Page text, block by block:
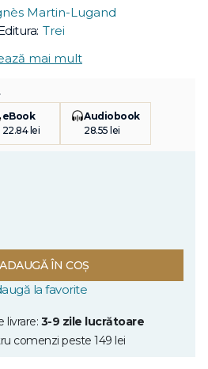
Martin-Lugand
Trei
mai mult
eBook
22.84 lei
Audiobook
28.55 lei
ADAUGĂ ÎN COȘ
la favorite
livrare: 3-9 zile lucrătoare
comenzi peste 149 lei